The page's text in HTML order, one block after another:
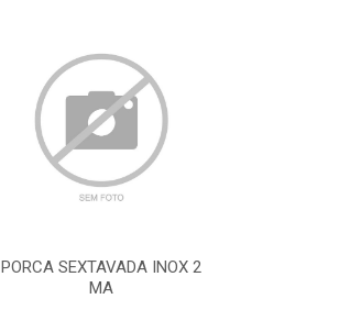
PORCA SEXTAVADA INOX 2
MA